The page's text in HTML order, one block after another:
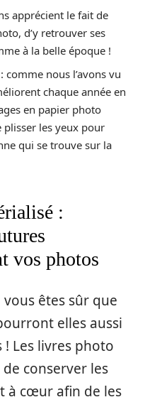
apprécient le fait de
d’y retrouver ses
à la belle époque !
comme nous l’avons vu
chaque année en
en papier photo
les yeux pour
qui se trouve sur la
:
vos photos
êtes sûr que
elles aussi
Les livres photo
conserver les
à cœur afin de les